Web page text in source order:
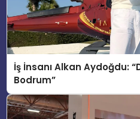
İş İnsanı Alkan Aydoğdu:
Bodrum”